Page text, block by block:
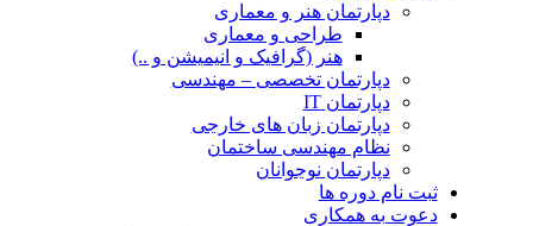
دپارتمان هنر و معماری
طراحی و معماری
هنر (گرافیک و انیمیشن و ..)
دپارتمان تخصصی – مهندسی
دپارتمان IT
دپارتمان زبان های خارجی
نظام مهندسی ساختمان
دپارتمان نوجوانان
ثبت نام دوره ها
دعوت به همکاری